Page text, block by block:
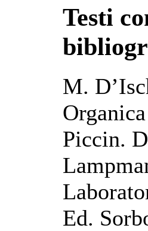
Testi
M.
Piccin.
Ed.